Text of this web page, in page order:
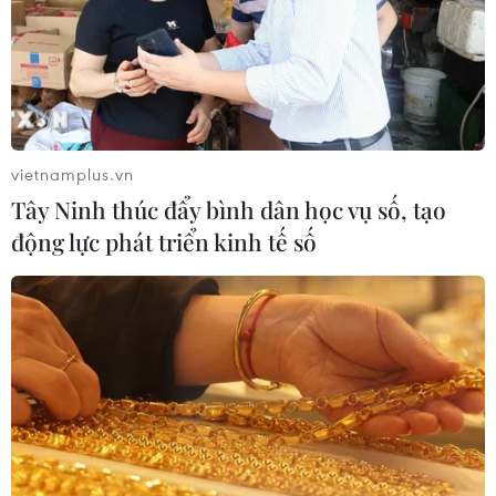
05/08/2026 06:41
Tổng thống Hàn Quốc nhấn mạnh
duy trì hòa bình trên bán đảo Triều
Tiên
05/08/2026 05:58
Nhật Bản thúc đẩy phát triển lò phản
ứng modul cỡ nhỏ
05/08/2026 04:59
Mỹ mở rộng hỗ trợ Nhật Bản bảo vệ
đồng yen nhằm ổn định kinh tế châu
Á
vietnamplus.vn
Tây Ninh thúc đẩy bình dân học vụ số, tạo
động lực phát triển kinh tế số